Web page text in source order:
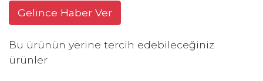
Gelince Haber Ver
Bu ürünün yerine tercih edebileceğiniz
ürünler